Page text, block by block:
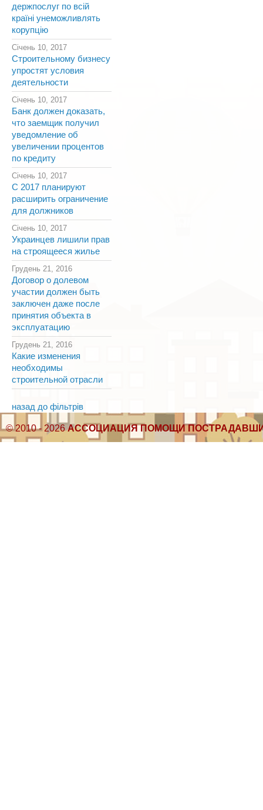
держпослуг по всій
країні унеможливлять
корупцію
Січень 10, 2017
Строительному бизнесу
упростят условия
деятельности
Січень 10, 2017
Банк должен доказать,
что заемщик получил
уведомление об
увеличении процентов
по кредиту
Січень 10, 2017
С 2017 планируют
расширить ограничение
для должников
Січень 10, 2017
Украинцев лишили прав
на строящееся жилье
Грудень 21, 2016
Договор о долевом
участии должен быть
заключен даже после
принятия объекта в
эксплуатацию
Грудень 21, 2016
Какие изменения
необходимы
строительной отрасли
назад до фільтрів
© 2010 - 2026АССОЦИАЦИЯ ПОМОЩИ